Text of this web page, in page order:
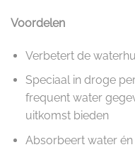
Voordelen
Verbetert de
Speciaal in droge
frequent water
uitkomst bieden
Absorbeert water